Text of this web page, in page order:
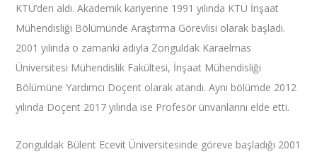
KTÜ’den aldı. Akademik kariyerine 1991 yılında KTÜ İnşaat
Mühendisliği Bölümünde Araştırma Görevlisi olarak başladı.
2001 yılında o zamanki adıyla Zonguldak Karaelmas
Üniversitesi Mühendislik Fakültesi, İnşaat Mühendisliği
Bölümüne Yardımcı Doçent olarak atandı. Aynı bölümde 2012
yılında Doçent 2017 yılında ise Profesör ünvanlarını elde etti.
Zonguldak Bülent Ecevit Üniversitesinde göreve başladığı 2001